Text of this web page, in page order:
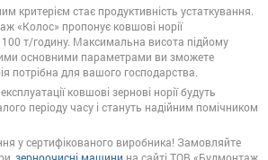
критерієм стає продуктивність устаткування.
«Колос» пропонує ковшові норії
100 т/годину. Максимальна висота підйому
основними параметрами ви зможете
потрібна для вашого господарства.
ковшові зернові норії будуть
періоду часу і стануть надійним помічником
у сертифікованого виробника! Замовляйте